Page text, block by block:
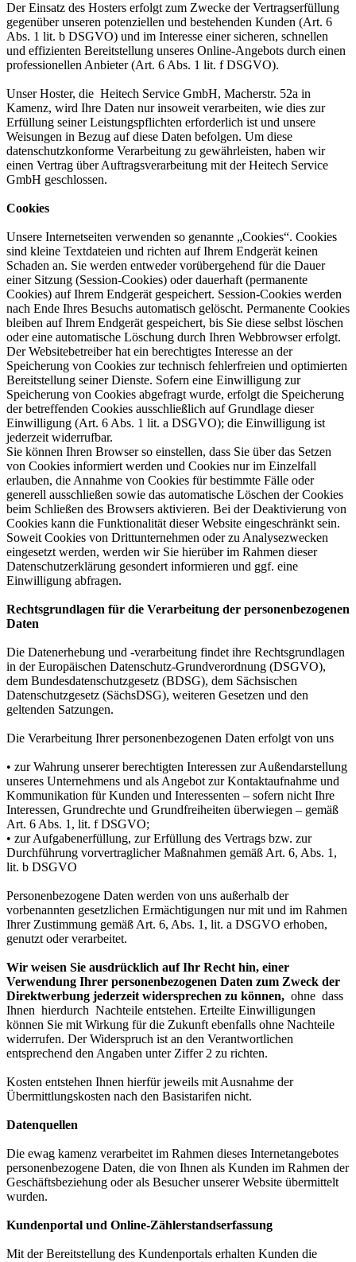
Der Einsatz des Hosters erfolgt zum Zwecke der Vertragserfüllung
gegenüber unseren potenziellen und bestehenden Kunden (Art. 6
Abs. 1 lit. b DSGVO) und im Interesse einer sicheren, schnellen
und effizienten Bereitstellung unseres Online-Angebots durch einen
professionellen Anbieter (Art. 6 Abs. 1 lit. f DSGVO).
Unser Hoster, die Heitech Service GmbH, Macherstr. 52a in
Kamenz, wird Ihre Daten nur insoweit verarbeiten, wie dies zur
Erfüllung seiner Leistungspflichten erforderlich ist und unsere
Weisungen in Bezug auf diese Daten befolgen. Um diese
datenschutzkonforme Verarbeitung zu gewährleisten, haben wir
einen Vertrag über Auftragsverarbeitung mit der Heitech Service
GmbH geschlossen.
Cookies
Unsere Internetseiten verwenden so genannte „Cookies“. Cookies
sind kleine Textdateien und richten auf Ihrem Endgerät keinen
Schaden an. Sie werden entweder vorübergehend für die Dauer
einer Sitzung (Session-Cookies) oder dauerhaft (permanente
Cookies) auf Ihrem Endgerät gespeichert. Session-Cookies werden
nach Ende Ihres Besuchs automatisch gelöscht. Permanente Cookies
bleiben auf Ihrem Endgerät gespeichert, bis Sie diese selbst löschen
oder eine automatische Löschung durch Ihren Webbrowser erfolgt.
Der Websitebetreiber hat ein berechtigtes Interesse an der
Speicherung von Cookies zur technisch fehlerfreien und optimierten
Bereitstellung seiner Dienste. Sofern eine Einwilligung zur
Speicherung von Cookies abgefragt wurde, erfolgt die Speicherung
der betreffenden Cookies ausschließlich auf Grundlage dieser
Einwilligung (Art. 6 Abs. 1 lit. a DSGVO); die Einwilligung ist
jederzeit widerrufbar.
Sie können Ihren Browser so einstellen, dass Sie über das Setzen
von Cookies informiert werden und Cookies nur im Einzelfall
erlauben, die Annahme von Cookies für bestimmte Fälle oder
generell ausschließen sowie das automatische Löschen der Cookies
beim Schließen des Browsers aktivieren. Bei der Deaktivierung von
Cookies kann die Funktionalität dieser Website eingeschränkt sein.
Soweit Cookies von Drittunternehmen oder zu Analysezwecken
eingesetzt werden, werden wir Sie hierüber im Rahmen dieser
Datenschutzerklärung gesondert informieren und ggf. eine
Einwilligung abfragen.
Rechtsgrundlagen für die Verarbeitung der personenbezogenen
Daten
Die Datenerhebung und -verarbeitung findet ihre Rechtsgrundlagen
in der Europäischen Datenschutz-Grundverordnung (DSGVO),
dem Bundesdatenschutzgesetz (BDSG), dem Sächsischen
Datenschutzgesetz (SächsDSG), weiteren Gesetzen und den
geltenden Satzungen.
Die Verarbeitung Ihrer personenbezogenen Daten erfolgt von uns
• zur Wahrung unserer berechtigten Interessen zur Außendarstellung
unseres Unternehmens und als Angebot zur Kontaktaufnahme und
Kommunikation für Kunden und Interessenten – sofern nicht Ihre
Interessen, Grundrechte und Grundfreiheiten überwiegen – gemäß
Art. 6 Abs. 1, lit. f DSGVO;
• zur Aufgabenerfüllung, zur Erfüllung des Vertrags bzw. zur
Durchführung vorvertraglicher Maßnahmen gemäß Art. 6, Abs. 1,
lit. b DSGVO
Personenbezogene Daten werden von uns außerhalb der
vorbenannten gesetzlichen Ermächtigungen nur mit und im Rahmen
Ihrer Zustimmung gemäß Art. 6, Abs. 1, lit. a DSGVO erhoben,
genutzt oder verarbeitet.
Wir weisen Sie ausdrücklich auf Ihr Recht hin, einer
Verwendung Ihrer personenbezogenen Daten zum Zweck der
Direktwerbung jederzeit widersprechen zu können, ohne dass
Ihnen hierdurch Nachteile entstehen. Erteilte Einwilligungen
können Sie mit Wirkung für die Zukunft ebenfalls ohne Nachteile
widerrufen. Der Widerspruch ist an den Verantwortlichen
entsprechend den Angaben unter Ziffer 2 zu richten.
Kosten entstehen Ihnen hierfür jeweils mit Ausnahme der
Übermittlungskosten nach den Basistarifen nicht.
Datenquellen
Die ewag kamenz verarbeitet im Rahmen dieses Internetangebotes
personenbezogene Daten, die von Ihnen als Kunden im Rahmen der
Geschäftsbeziehung oder als Besucher unserer Website übermittelt
wurden.
Kundenportal und Online-Zählerstandserfassung
Mit der Bereitstellung des Kundenportals erhalten Kunden die